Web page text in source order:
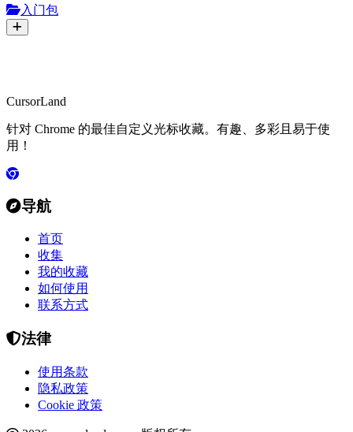
入门包
CursorLand
针对 Chrome 的最佳自定义光标收藏。有趣、多彩且易于使
用！
导航
首页
收集
我的收藏
如何使用
联系方式
法律
使用条款
隐私政策
Cookie 政策